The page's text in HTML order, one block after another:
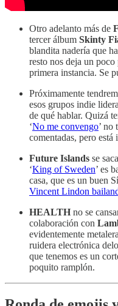
Otro adelanto más de
tercer álbum Skinty
blandita nadería que
resto nos deja un
primera instancia. Se
Próximamente
esos grupos indie
de qué hablar. Quizá
‘No me convengo’ no
comentadas, pero está
Future Islands se
‘King of Sweden’ es
casa, que es un buen
Vincent Lindon
HEALTH no se
colaboración con
evidentemente
ruidera electrónica
que tenemos es un
poquito ramplón.